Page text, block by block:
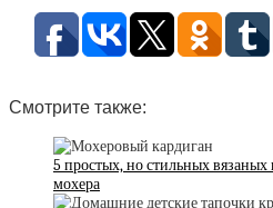
Смотрите также:
5 простых, но стильных
мохера